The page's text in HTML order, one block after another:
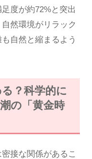
度が約72%と突出
然環境がリラック
自然と縮まるよう
？科学的に
の「黄金時
接な関係があるこ